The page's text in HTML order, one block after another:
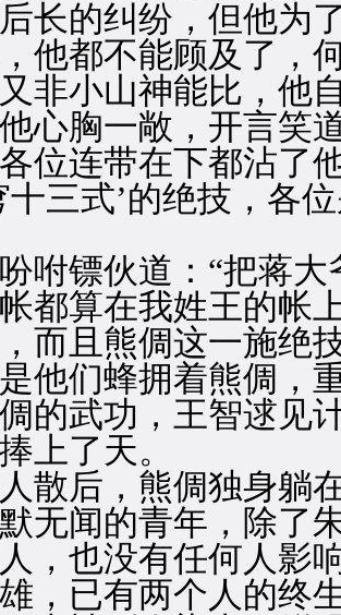
长的纠纷，但他为
他都不能顾及了，
非小山神能比，他
胸一敞，开言笑道
位连带在下都沾了
十三式’的绝技，各
镖伙道：“把蒋大
都算在我姓王的帐
而且熊倜这一施绝
他们蜂拥着熊倜，
的武功，王智逑见
上了天。
后，熊倜独身躺在
无闻的青年，除了
，也没有任何人影
，已有两个人的终